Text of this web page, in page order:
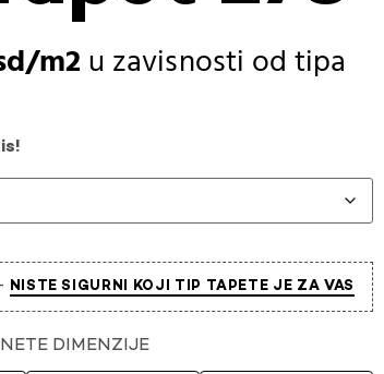
u zavisnosti od tipa
NISTE SIGURNI KOJI TIP TAPETE JE ZA VAS
DIMENZIJE